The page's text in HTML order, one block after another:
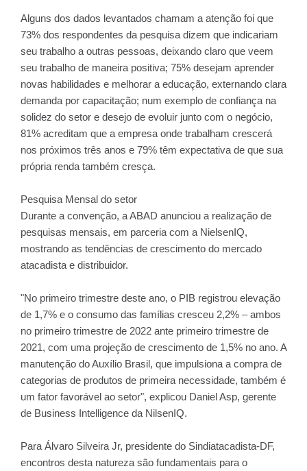
Alguns dos dados levantados chamam a atenção foi que
73% dos respondentes da pesquisa dizem que indicariam
seu trabalho a outras pessoas, deixando claro que veem
seu trabalho de maneira positiva; 75% desejam aprender
novas habilidades e melhorar a educação, externando clara
demanda por capacitação; num exemplo de confiança na
solidez do setor e desejo de evoluir junto com o negócio,
81% acreditam que a empresa onde trabalham crescerá
nos próximos três anos e 79% têm expectativa de que sua
própria renda também cresça.
Pesquisa Mensal do setor
Durante a convenção, a ABAD anunciou a realização de
pesquisas mensais, em parceria com a NielsenIQ,
mostrando as tendências de crescimento do mercado
atacadista e distribuidor.
"No primeiro trimestre deste ano, o PIB registrou elevação
de 1,7% e o consumo das famílias cresceu 2,2% – ambos
no primeiro trimestre de 2022 ante primeiro trimestre de
2021, com uma projeção de crescimento de 1,5% no ano. A
manutenção do Auxílio Brasil, que impulsiona a compra de
categorias de produtos de primeira necessidade, também é
um fator favorável ao setor", explicou Daniel Asp, gerente
de Business Intelligence da NilsenIQ.
Para Álvaro Silveira Jr, presidente do Sindiatacadista-DF,
encontros desta natureza são fundamentais para o